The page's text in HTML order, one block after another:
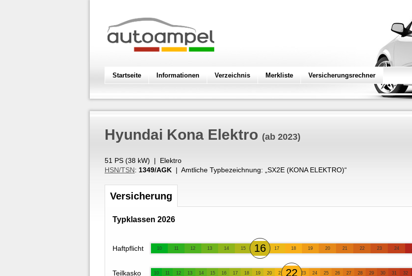
Startseite Informationen Verzeichnis Merkliste Versicherungsrechner
Hyundai Kona Elektro (ab 2023)
51 PS (38 kW) | Elektro
HSN/TSN: 1349/AGK | Amtliche Typbezeichnung: „ SX2E (KONA ELEKTRO)“
Versicherung
Typklassen 2026
Haftpflicht 10 11 12 13 14 15 16 17 18 19 20 21 22 23 24
Teilkasko 10 11 12 13 14 15 16 17 18 19 20 21 22 23 24 25 26 27 28 29 30 31 32